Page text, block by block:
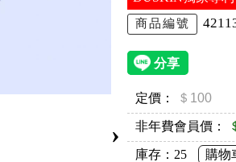
›
商品編號
定價： ＄100
非年費會員價：
庫存： 25 購物